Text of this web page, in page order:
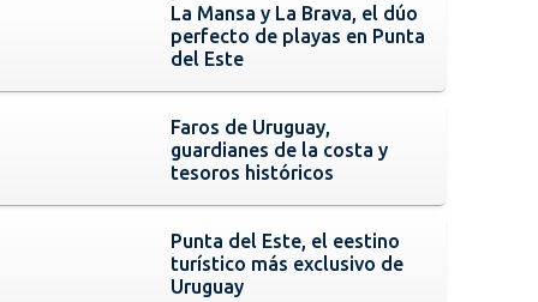
La Mansa y La Brava, el dúo
perfecto de playas en Punta
del Este
Faros de Uruguay,
guardianes de la costa y
tesoros históricos
Punta del Este, el eestino
turístico más exclusivo de
Uruguay